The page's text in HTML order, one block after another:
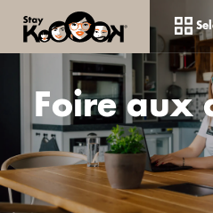
Foire aux